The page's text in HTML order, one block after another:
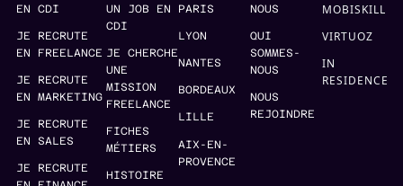
EN CDI
JE RECRUTE
EN FREELANCE
JE RECRUTE
EN MARKETING
JE RECRUTE
EN SALES
JE RECRUTE
UN JOB EN
CDI
JE CHERCHE
UNE
MISSION
FREELANCE
FICHES
MÉTIERS
HISTOIRE
PARIS
LYON
NANTES
BORDEAUX
LILLE
AIX-EN-
PROVENCE
NOUS
QUI
SOMMES-
NOUS
NOUS
REJOINDRE
MOBISKILL
VIRTUOZ
IN
RESIDENCE